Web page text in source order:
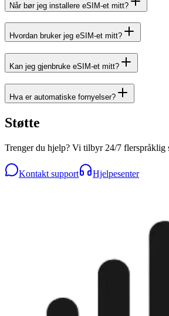
Når bør jeg installere eSIM-et mitt?
Hvordan bruker jeg eSIM-et mitt?
Kan jeg gjenbruke eSIM-et mitt?
Hva er automatiske fornyelser?
Støtte
Trenger du hjelp? Vi tilbyr 24/7 flerspråklig
Kontakt support Hjelpesenter